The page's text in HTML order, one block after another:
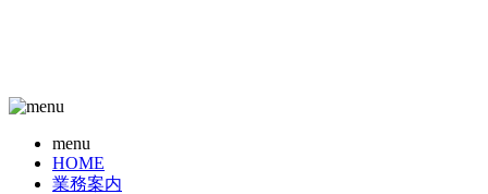
menu
HOME
業務案内